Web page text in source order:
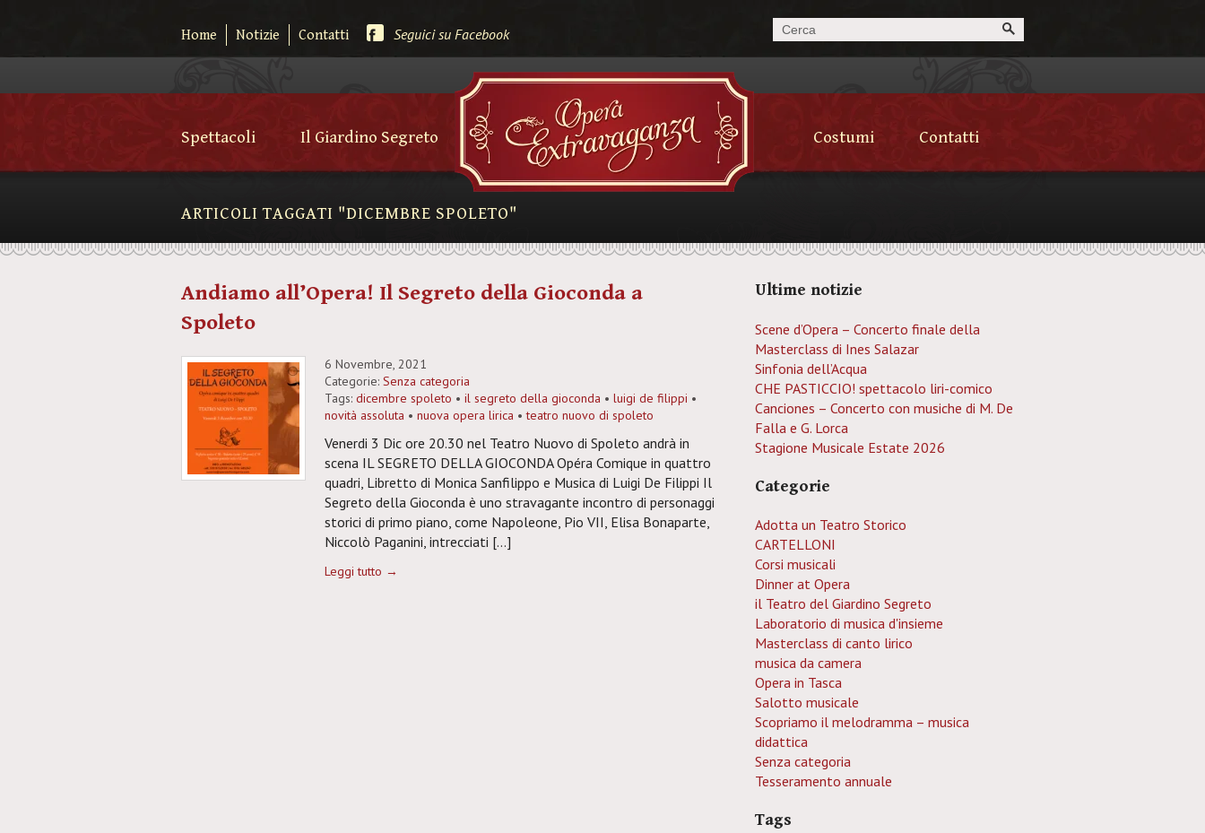
Home Notizie Contatti Seguici su Facebook
Spettacoli Il Giardino Segreto Costumi Contatti
ARTICOLI TAGGATI "DICEMBRE SPOLETO"
Andiamo all’Opera! Il Segreto della Gioconda a
Spoleto
6 Novembre, 2021
Categorie: Senza categoria
Tags: dicembre spoleto • il segreto della gioconda • luigi de filippi •
novità assoluta • nuova opera lirica •teatro nuovo di spoleto
Venerdi 3 Dic ore 20.30 nel Teatro Nuovo di Spoleto andrà in
scena IL SEGRETO DELLA GIOCONDA Opéra Comique in quattro
quadri, Libretto di Monica Sanfilippo e Musica di Luigi De Filippi Il
Segreto della Gioconda è uno stravagante incontro di personaggi
storici di primo piano, come Napoleone, Pio VII, Elisa Bonaparte,
Niccolò Paganini, intrecciati […]
Leggi tutto →
Ultime notizie
Scene d’Opera – Concerto finale della
Masterclass di Ines Salazar
Sinfonia dell’Acqua
CHE PASTICCIO! spettacolo liri-comico
Canciones – Concerto con musiche di M. De
Falla e G. Lorca
Stagione Musicale Estate 2026
Categorie
Adotta un Teatro Storico
CARTELLONI
Corsi musicali
Dinner at Opera
il Teatro del Giardino Segreto
Laboratorio di musica d'insieme
Masterclass di canto lirico
musica da camera
Opera in Tasca
Salotto musicale
Scopriamo il melodramma – musica
didattica
Senza categoria
Tesseramento annuale
Tags